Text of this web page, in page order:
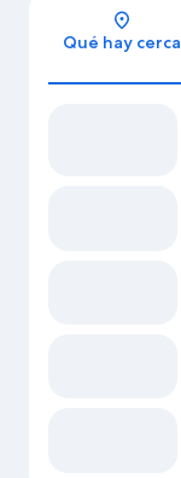
Qué hay cerca